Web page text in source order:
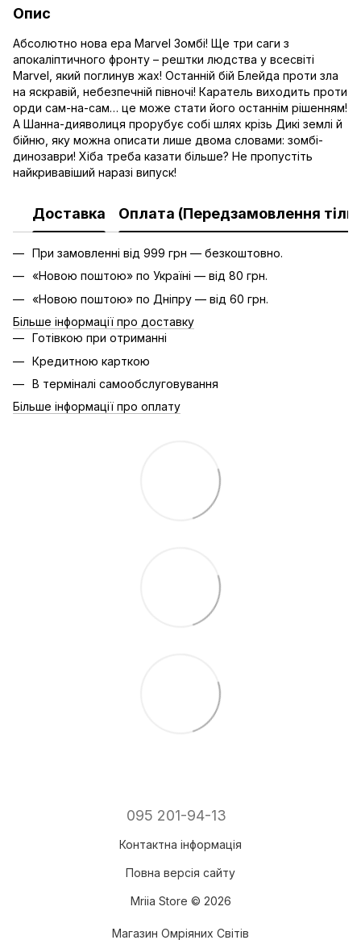
Опис
Абсолютно нова ера Marvel Зомбі! Ще три саги з
апокаліптичного фронту – рештки людства у всесвіті
Marvel, який поглинув жах! Останній бій Блейда проти зла
на яскравій, небезпечній півночі! Каратель виходить проти
орди сам-на-сам… це може стати його останнім рішенням!
А Шанна-дияволиця прорубує собі шлях крізь Дикі землі й
бійню, яку можна описати лише двома словами: зомбі-
динозаври! Хіба треба казати більше? Не пропустіть
найкривавіший наразі випуск!
Доставка Оплата (Передзамовлення
При замовленні від 999 грн — безкоштовно.
«Новою поштою» по Україні — від 80 грн.
«Новою поштою» по Дніпру — від 60 грн.
Більше інформації про доставку
Готівкою при отриманні
Кредитною карткою
В терміналі самообслуговування
Більше інформації про оплату
095 201-94-13
Контактна інформація
Повна версія сайту
Mriia Store © 2026
Магазин Омріяних Світів